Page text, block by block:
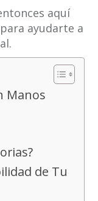
aquí
ayudarte a
Manos
de Tu